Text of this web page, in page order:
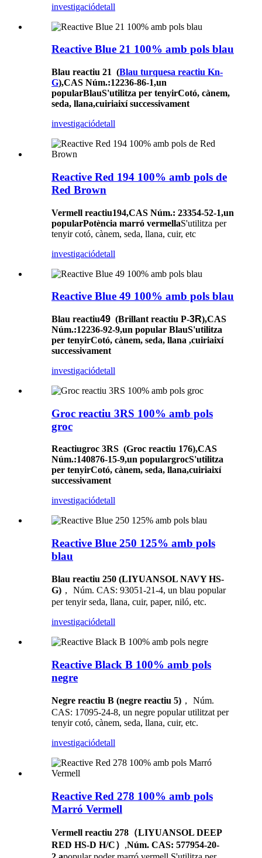
investigaciódetall
Reactive Blue 21 100% amb pols blau
Blau reactiu 21 (Blau turquesa reactiu Kn-
G),CAS Núm.:12236-86-1,un
popularBlauS'utilitza per tenyirCotó, cànem,
seda, llana,cuiriaixí successivament
investigaciódetall
Reactive Red 194 100% amb pols de
Red Brown
Vermell reactiu194,CAS Núm.: 23354-52-1,un
popularPotència marró vermellaS'utilitza per
tenyir cotó, cànem, seda, llana, cuir, etc
investigaciódetall
Reactive Blue 49 100% amb pols blau
Blau reactiu49 (Brillant reactiu P-3R),CAS
Núm.:12236-92-9,un popular BlauS'utilitza
per tenyirCotó, cànem, seda, llana ,cuiriaixí
successivament
investigaciódetall
Groc reactiu 3RS 100% amb pols
groc
Reactiugroc 3RS (Groc reactiu 176),CAS
Núm.:140876-15-9,un populargrocS'utilitza
per tenyirCotó, cànem, seda, llana,cuiriaixí
successivament
investigaciódetall
Reactive Blue 250 125% amb pols
blau
Blau reactiu 250 (LIYUANSOL NAVY HS-
G) ， Núm. CAS: 93051-21-4, un blau popular
per tenyir seda, llana, cuir, paper, niló, etc.
investigaciódetall
Reactive Black B 100% amb pols
negre
Negre reactiu B (negre reactiu 5) ， Núm.
CAS: 17095-24-8, un negre popular utilitzat per
tenyir cotó, cànem, seda, llana, cuir, etc.
investigaciódetall
Reactive Red 278 100% amb pols
Marró Vermell
Vermell reactiu 278（LIYUANSOL DEEP
RED HS-D H/C） ,Núm. CAS: 577954-20-